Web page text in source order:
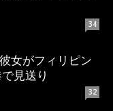
34
女がフィリピン
見送り
32